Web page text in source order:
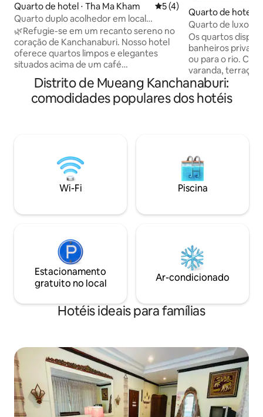
Quarto de hotel ⋅ Tha Ma Kham 5 de uma avaliação média
5 (4)
Quarto duplo acolhedor em local
privilegiado em Kanchanaburi
🌿Refugie-se em um recanto sereno no
coração de Kanchanaburi. Nosso hotel
oferece quartos limpos e elegantes
situados acima de um café
aconchegante e uma relaxante loja de
massagens tailandesas, oferecendo
tudo o que você precisa para uma
Banheiro privativo com chuveiro quente
e comodidades básicas - Janelas
grandes ou varanda com vista para o
jardim ou para a rua - Wi-Fi de alta
escrivaninha adequada para trabalho
Quarto de hotel ⋅
Quarto de luxo
the River Life
Os quartos
banheiros
ou para o rio.
varanda, terraço
uma estadia
desfrutam de um
jardim
Localizado em Sai
da cachoeira
Hellfire Pass
caverna Lawa e o
Distrito de Mueang Kanchanaburi:
comodidades populares dos hotéis
Wi-Fi Piscina
Estacionamento
gratuito no local
Ar-condicionado
Hotéis ideais para famílias